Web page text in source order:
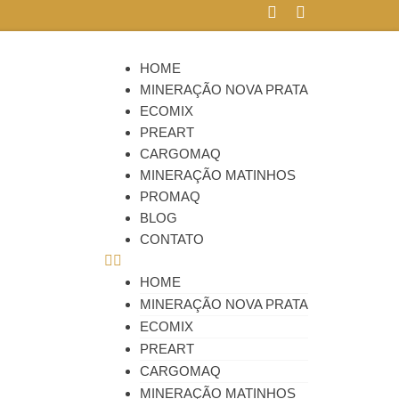
HOME
MINERAÇÃO NOVA PRATA
ECOMIX
PREART
CARGOMAQ
MINERAÇÃO MATINHOS
PROMAQ
BLOG
CONTATO
HOME
MINERAÇÃO NOVA PRATA
ECOMIX
PREART
CARGOMAQ
MINERAÇÃO MATINHOS